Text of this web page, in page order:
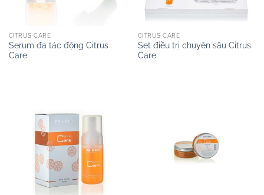
CITRUS CARE
Serum đa tác động Citrus
Care
CITRUS CARE
Set điều trị chuyên sâu Citrus
Care